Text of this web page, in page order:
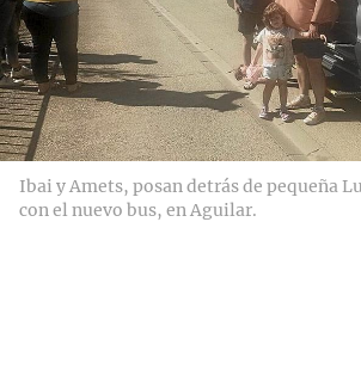
Ibai y Amets, posan detrás de pequeña
con el nuevo bus, en Aguilar.